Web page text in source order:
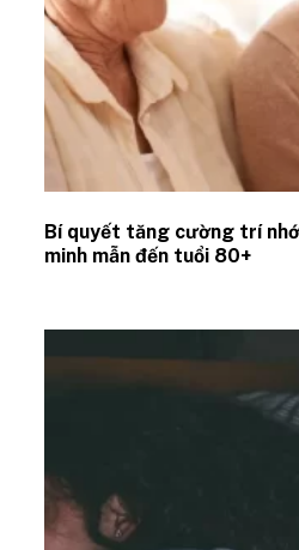
Bí quyết tăng cường trí
minh mẫn đến tuổi 80+